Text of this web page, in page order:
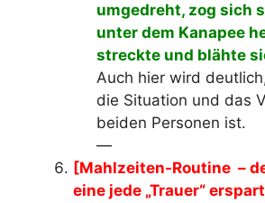
umgedreht, zog sich
unter dem Kanapee
streckte und blähte
Auch hier wird
die Situation und das
beiden Personen ist.
—
[Mahlzeiten-Routine –
eine jede „Trauer“